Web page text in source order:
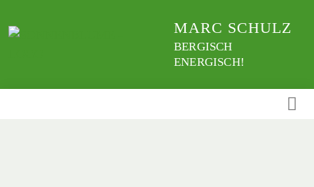
zum
MARC SCHULZ
BERGISCH
ENERGISCH!